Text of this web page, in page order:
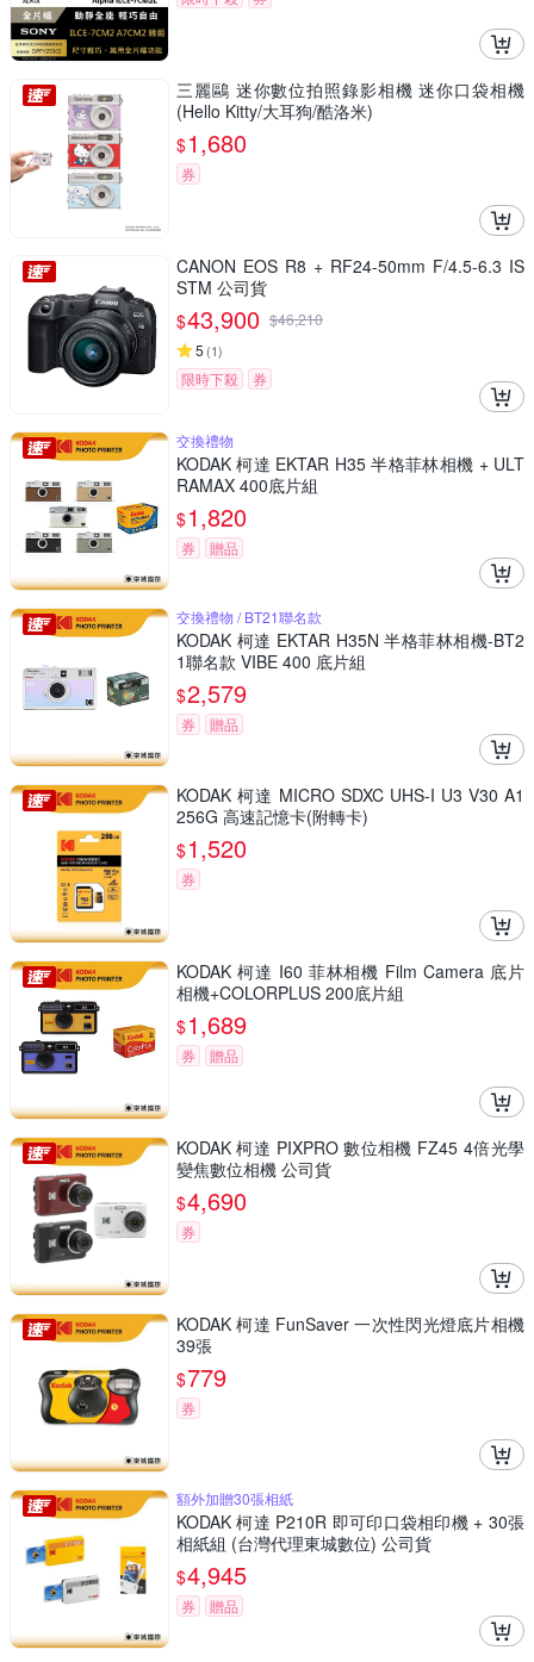
三麗鷗 迷你數位拍照錄影相機 迷你口袋相機
(Hello Kitty/大耳狗/酷洛米)
$1,680
券
CANON EOS R8 + RF24-50mm F/4.5-6.3 IS
STM 公司貨
$43,900 $46,210
5 (1)
限時下殺 券
交換禮物
KODAK 柯達 EKTAR H35 半格菲林相機 + ULT
RAMAX 400底片組
$1,820
券 贈品
交換禮物 / BT21聯名款
KODAK 柯達 EKTAR H35N 半格菲林相機-BT2
1聯名款 VIBE 400 底片組
$2,579
券 贈品
KODAK 柯達 MICRO SDXC UHS-I U3 V30 A1
256G 高速記憶卡(附轉卡)
$1,520
券
KODAK 柯達 I60 菲林相機 Film Camera 底片
相機+COLORPLUS 200底片組
$1,689
券 贈品
KODAK 柯達 PIXPRO 數位相機 FZ45 4倍光學
變焦數位相機 公司貨
$4,690
券
KODAK 柯達 FunSaver 一次性閃光燈底片相機
39張
$779
券
額外加贈30張相紙
KODAK 柯達 P210R 即可印口袋相印機 + 30張
相紙組 (台灣代理東城數位) 公司貨
$4,945
券 贈品